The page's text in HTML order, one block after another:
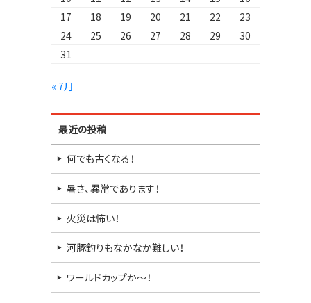
17
18 19 20 21 22
23
24
25 26 27 28 29
30
31
« 7月
最近の投稿
何でも古くなる！
暑さ、異常であります！
火災は怖い！
河豚釣りもなかなか難しい！
ワールドカップか～！